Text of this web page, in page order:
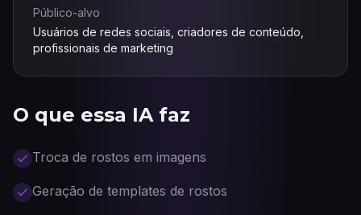
O que essa IA faz
Troca de rostos em imagens
Geração de templates de rostos
Público-alvo
Usuários de redes sociais, criadores de conteúdo,
profissionais de marketing